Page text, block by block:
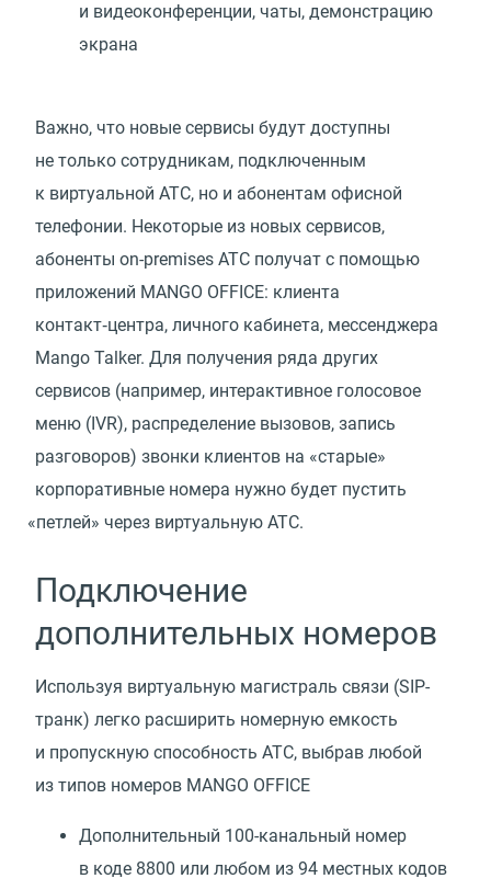
и видеоконференции, чаты, демонстрацию
экрана
Важно, что новые сервисы будут доступны
не только сотрудникам, подключенным
к виртуальной АТС, но и абонентам офисной
телефонии. Некоторые из новых сервисов,
абоненты on-premises АТС получат с помощью
приложений MANGO OFFICE: клиента
контакт‑центра, личного кабинета, мессенджера
Mango Talker. Для получения ряда других
сервисов (например, интерактивное голосовое
меню ( IVR), распределение вызовов, запись
разговоров) звонки клиентов на «старые»
корпоративные номера нужно будет пустить
«петлей» через виртуальную АТС.
Подключение
дополнительных номеров
Используя виртуальную магистраль связи (SIP-
транк) легко расширить номерную емкость
и пропускную способность АТС, выбрав любой
из типов номеров MANGO OFFICE
Дополнительный 100-канальный номер
в коде 8800 или любом из 94 местных кодов